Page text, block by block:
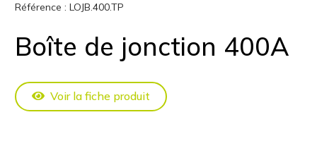
Référence : LOJB.400.TP
Boîte de jonction 400A
Voir la fiche produit